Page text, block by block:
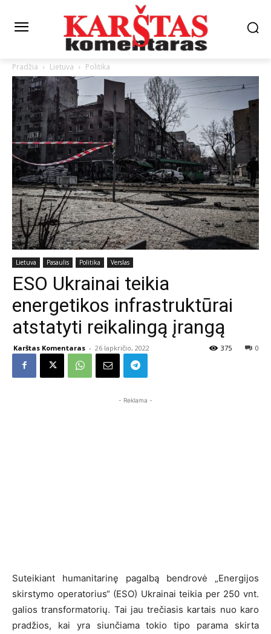
Pradžia Lietuva Politika
Lietuva Pasaulis Politika Verslas
ESO Ukrainai teikia
energetikos infrastruktūrai
atstatyti reikalingą įrangą
Karštas Komentaras - 26 lapkričio, 2022 0
375
- Reklama -
Suteikiant humanitarinę pagalbą bendrovė „Energijos
skirstymo operatorius“ (ESO) Ukrainai teikia per 250 vnt.
galios transformatorių. Tai jau trečiasis kartais nuo karo
pradžios, kai yra siunčiama tokio tipo parama skirta